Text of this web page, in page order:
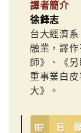
譯者簡介
徐鋒志
台大經濟
融業，譯
師》、《
重事業白
大》。
目